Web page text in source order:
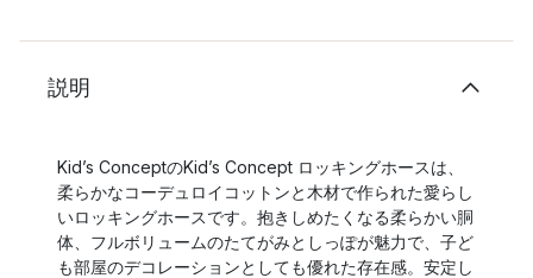
説明
Kid’s ConceptのKid’s Concept ロッキングホースは、
柔らかなコーデュロイコットンと木材で作られた愛らし
いロッキングホースです。抱きしめたくなる柔らかい胴
体、フルボリュームのたてがみとしっぽが魅力で、子ど
も部屋のデコレーションとしても優れた存在感。安定し